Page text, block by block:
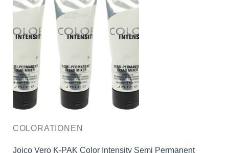
COLORATIONEN
Joico Vero K-PAK Color Intensity Semi Permanent